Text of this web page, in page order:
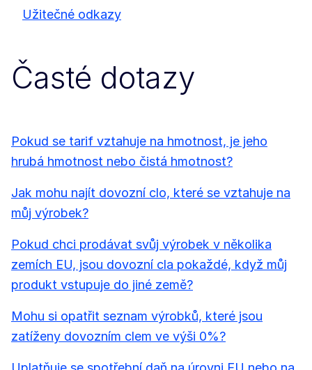
Užitečné odkazy
Časté dotazy
Pokud se tarif vztahuje na hmotnost, je jeho
hrubá hmotnost nebo čistá hmotnost?
Jak mohu najít dovozní clo, které se vztahuje na
můj výrobek?
Pokud chci prodávat svůj výrobek v několika
zemích EU, jsou dovozní cla pokaždé, když můj
produkt vstupuje do jiné země?
Mohu si opatřit seznam výrobků, které jsou
zatíženy dovozním clem ve výši 0%?